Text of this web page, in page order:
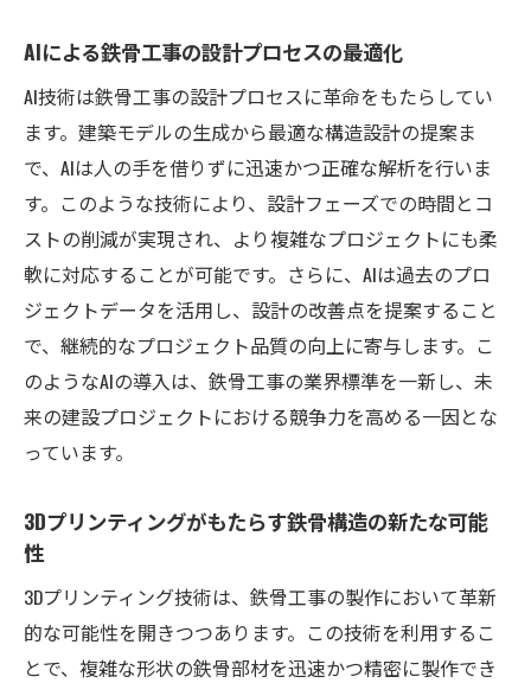
BIM技術による施工プロセスの革新
クラウド技術で進化するプロジェクト管理
スマートデバイスの利用で効率化される現
場作業
デジタルツインが実現する鉄骨構造の最適
化
IoT技術がもたらすリアルタイムモニタリン
グ
デジタルツールによるコスト削減と品質向
上
環境に配慮した鉄骨工事が導く新たな地平
再生可能エネルギーの活用とCO2削減の取り
グリーンビルディングの基準を満たす施工
方法
資源の効率的利用と廃棄物削減の戦略
AIによる鉄骨工事の設計プロセスの最適化
AI技術は鉄骨工事の設計プロセスに革命をもたらしてい
ます。建築モデルの生成から最適な構造設計の提案ま
で、AIは人の手を借りずに迅速かつ正確な解析を行いま
す。このような技術により、設計フェーズでの時間とコ
ストの削減が実現され、より複雑なプロジェクトにも柔
軟に対応することが可能です。さらに、AIは過去のプロ
ジェクトデータを活用し、設計の改善点を提案すること
で、継続的なプロジェクト品質の向上に寄与します。こ
のようなAIの導入は、鉄骨工事の業界標準を一新し、未
来の建設プロジェクトにおける競争力を高める一因とな
っています。
3Dプリンティングがもたらす鉄骨構造の新たな可能
性
3Dプリンティング技術は、鉄骨工事の製作において革新
的な可能性を開きつつあります。この技術を利用するこ
とで、複雑な形状の鉄骨部材を迅速かつ精密に製作でき